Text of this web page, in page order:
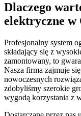
Dlaczego
elektryczne w
Profesjonalny system
składający się z
zamontowany, to
Nasza firma zajmuje
nowoczesnych
zdobyliśmy szerokie
wygodą korzystania z